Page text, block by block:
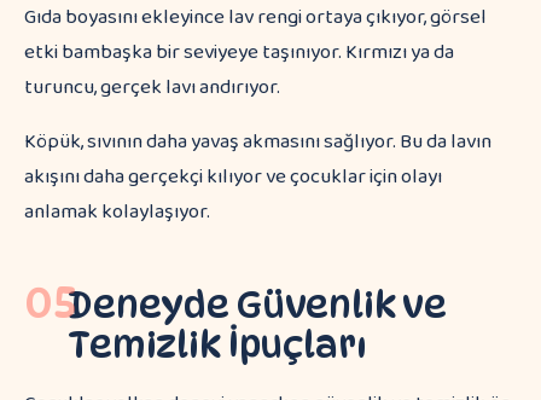
Gıda boyasını ekleyince lav rengi ortaya çıkıyor, görsel
etki bambaşka bir seviyeye taşınıyor. Kırmızı ya da
turuncu, gerçek lavı andırıyor.
Köpük, sıvının daha yavaş akmasını sağlıyor. Bu da lavın
akışını daha gerçekçi kılıyor ve çocuklar için olayı
anlamak kolaylaşıyor.
05Deneyde Güvenlik ve
Temizlik İpuçları